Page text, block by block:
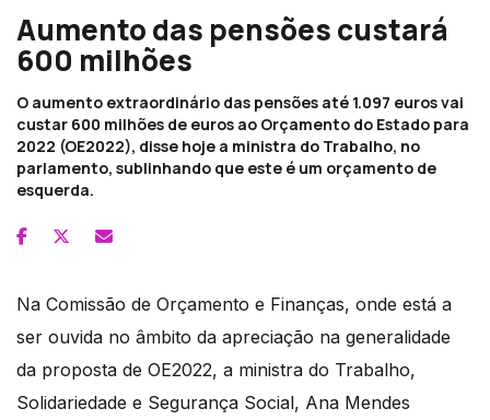
Aumento das pensões custará
600 milhões
O aumento extraordinário das pensões até 1.097 euros vai
custar 600 milhões de euros ao Orçamento do Estado para
2022 (OE2022), disse hoje a ministra do Trabalho, no
parlamento, sublinhando que este é um orçamento de
esquerda.
Na Comissão de Orçamento e Finanças, onde está a
ser ouvida no âmbito da apreciação na generalidade
da proposta de OE2022, a ministra do Trabalho,
Solidariedade e Segurança Social, Ana Mendes